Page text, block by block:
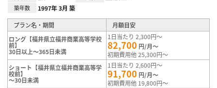
築年数 1997年 3月 築
プラン名・期間
月額目安
ロング【福井県立福井商業高等学校
前】
30日以上～365日未満
1日当たり 2,300円～
82,700 円/月～
初期費用他 25,300円～
ショート【福井県立福井商業高等学
校前】
～30日未満
1日当たり 2,600円～
91,700 円/月～
初期費用他 19,800円～